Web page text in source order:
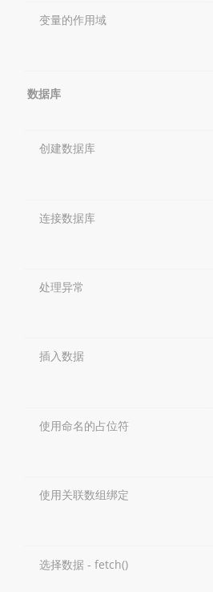
变量的作用域
数据库
创建数据库
连接数据库
处理异常
插入数据
使用命名的占位符
使用关联数组绑定
选择数据 - fetch()